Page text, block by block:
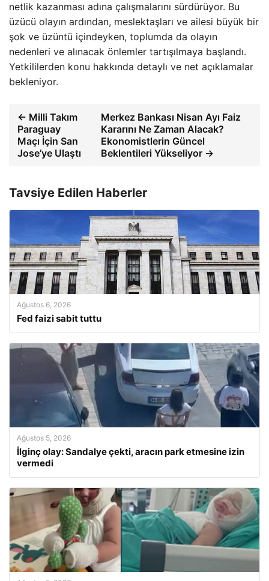
netlik kazanması adına çalışmalarını sürdürüyor. Bu
üzücü olayın ardından, meslektaşları ve ailesi büyük bir
şok ve üzüntü içindeyken, toplumda da olayın
nedenleri ve alınacak önlemler tartışılmaya başlandı.
Yetkililerden konu hakkında detaylı ve net açıklamalar
bekleniyor.
← Milli Takım
Paraguay
Maçı İçin San
Jose’ye Ulaştı
Merkez Bankası Nisan Ayı Faiz
Kararını Ne Zaman Alacak?
Ekonomistlerin Güncel
Beklentileri Yükseliyor →
Tavsiye Edilen Haberler
Ağustos 6, 2026
Fed faizi sabit tuttu
Ağustos 5, 2026
İlginç olay: Sandalye çekti, aracın park etmesine izin
vermedi